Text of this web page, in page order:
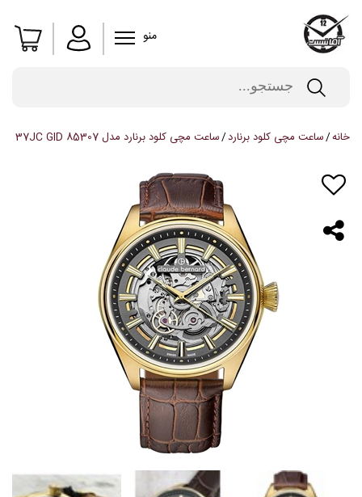
منو
خانه ساعت مچی کلود برنارد ساعت مچی کلود برنارد مدل 85307 37JC GID